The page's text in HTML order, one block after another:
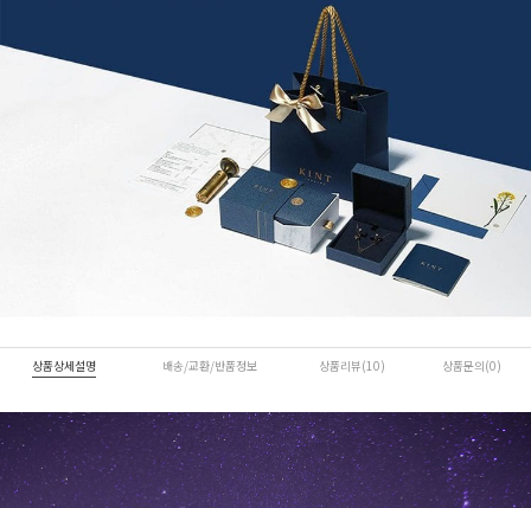
상품상세설명 배송/교환/반품정보 상품리뷰(10) 상품문의(0)